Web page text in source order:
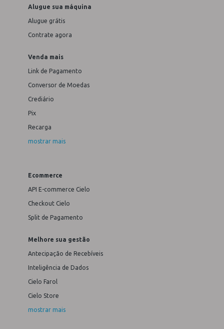
Alugue sua máquina
Alugue grátis
Contrate agora
Venda mais
Link de Pagamento
Conversor de Moedas
Crediário
Pix
Recarga
mostrar mais
Ecommerce
API E-commerce Cielo
Checkout Cielo
Split de Pagamento
Melhore sua gestão
Antecipação de Recebíveis
Inteligência de Dados
Cielo Farol
Cielo Store
mostrar mais